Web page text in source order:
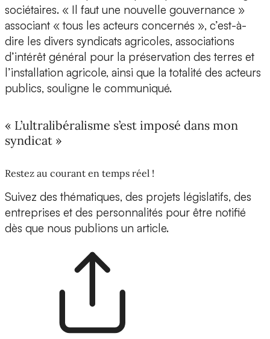
sociétaires. « Il faut une nouvelle gouvernance »
associant « tous les acteurs concernés », c’est-à-
dire les divers syndicats agricoles, associations
d’intérêt général pour la préservation des terres et
l’installation agricole, ainsi que la totalité des acteurs
publics, souligne le communiqué.
« L’ultralibéralisme s’est imposé dans mon
syndicat »
Restez au courant en temps réel !
Suivez des thématiques, des projets législatifs, des
entreprises et des personnalités pour être notifié
dès que nous publions un article.